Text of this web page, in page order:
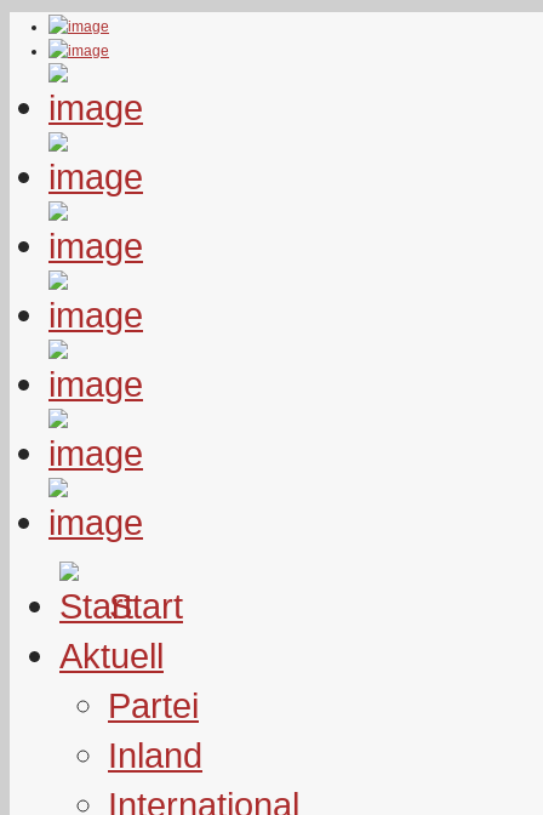
Start
Aktuell
Partei
Inland
International